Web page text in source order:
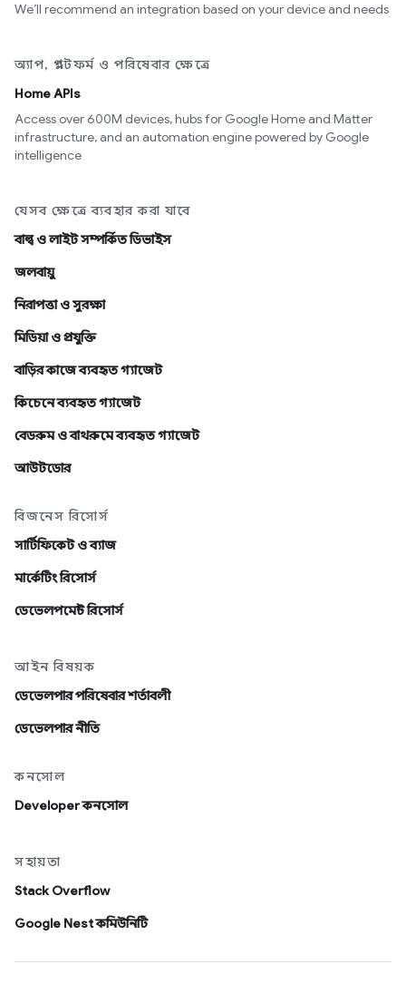
We’ll recommend an integration based on your device and needs
অ্যাপ, প্ল্যাটফর্ম ও পরিষেবার ক্ষেত্রে
Home APIs
Access over 600M devices, hubs for Google Home and Matter
infrastructure, and an automation engine powered by Google
intelligence
যেসব ক্ষেত্রে ব্যবহার করা যাবে
বাল্ব ও লাইট সম্পর্কিত ডিভাইস
জলবায়ু
নিরাপত্তা ও সুরক্ষা
মিডিয়া ও প্রযুক্তি
বাড়ির কাজে ব্যবহৃত গ্যাজেট
কিচেনে ব্যবহৃত গ্যাজেট
বেডরুম ও বাথরুমে ব্যবহৃত গ্যাজেট
আউটডোর
বিজনেস রিসোর্স
সার্টিফিকেট ও ব্যাজ
মার্কেটিং রিসোর্স
ডেভেলপমেন্ট রিসোর্স
আইন বিষয়ক
ডেভেলপার পরিষেবার শর্তাবলী
ডেভেলপার নীতি
কনসোল
Developer কনসোল
সহায়তা
Stack Overflow
Google Nest কমিউনিটি